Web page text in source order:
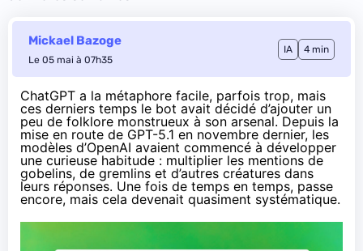
Mickael Bazoge
Le 05 mai à 07h35
IA 4 min
ChatGPT a la métaphore facile, parfois trop, mais
ces derniers temps le bot avait décidé d’ajouter un
peu de folklore monstrueux à son arsenal. Depuis la
mise en route de GPT-5.1 en novembre dernier, les
modèles d’OpenAI avaient commencé à développer
une curieuse habitude : multiplier les mentions de
gobelins, de gremlins et d’autres créatures dans
leurs réponses. Une fois de temps en temps, passe
encore, mais cela devenait quasiment systématique.